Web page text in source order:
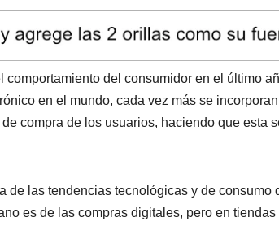
comportamiento del consumidor en el último
en el mundo, cada vez más se
compra de los usuarios, haciendo que esta
de las tendencias tecnológicas y de consumo
es de las compras digitales, pero en